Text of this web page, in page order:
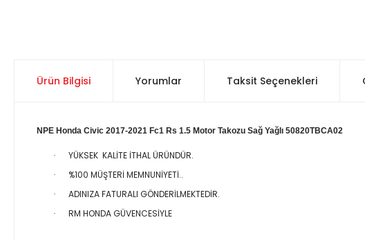
Ürün Bilgisi Yorumlar Taksit Seçenekleri
NPE Honda Civic 2017-2021 Fc1 Rs 1.5 Motor Takozu Sağ Yağlı 50820TBCA02
· YÜKSEK KALİTE İTHAL ÜRÜNDÜR.
· %100 MÜŞTERİ MEMNUNİYETİ..
· ADINIZA FATURALI GÖNDERİLMEKTEDİR.
· RM HONDA GÜVENCESİYLE